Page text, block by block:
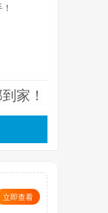
家！
立即查看